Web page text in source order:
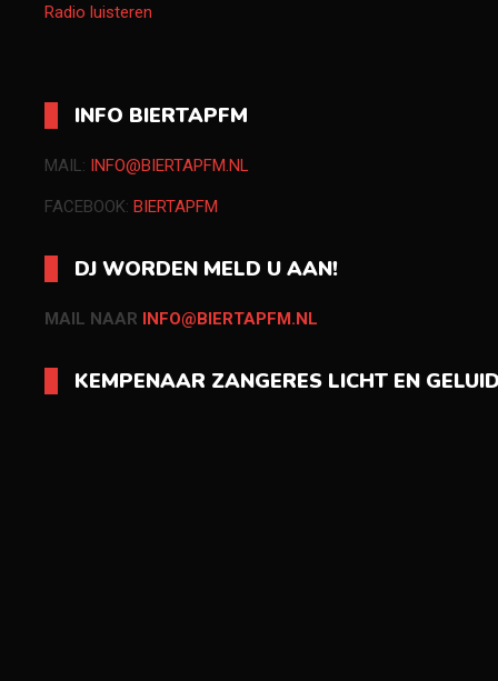
Radio luisteren
INFO BIERTAPFM
MAIL: INFO@BIERTAPFM.NL
FACEBOOK: BIERTAPFM
DJ WORDEN MELD U AAN!
MAIL NAAR INFO@BIERTAPFM.NL
KEMPENAAR ZANGERES LICHT EN